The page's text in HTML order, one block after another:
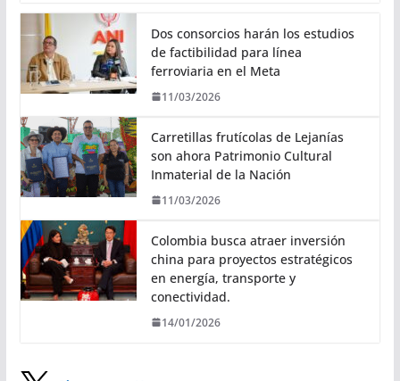
Dos consorcios harán los estudios
de factibilidad para línea
ferroviaria en el Meta
11/03/2026
Carretillas frutícolas de Lejanías
son ahora Patrimonio Cultural
Inmaterial de la Nación
11/03/2026
Colombia busca atraer inversión
china para proyectos estratégicos
en energía, transporte y
conectividad.
14/01/2026